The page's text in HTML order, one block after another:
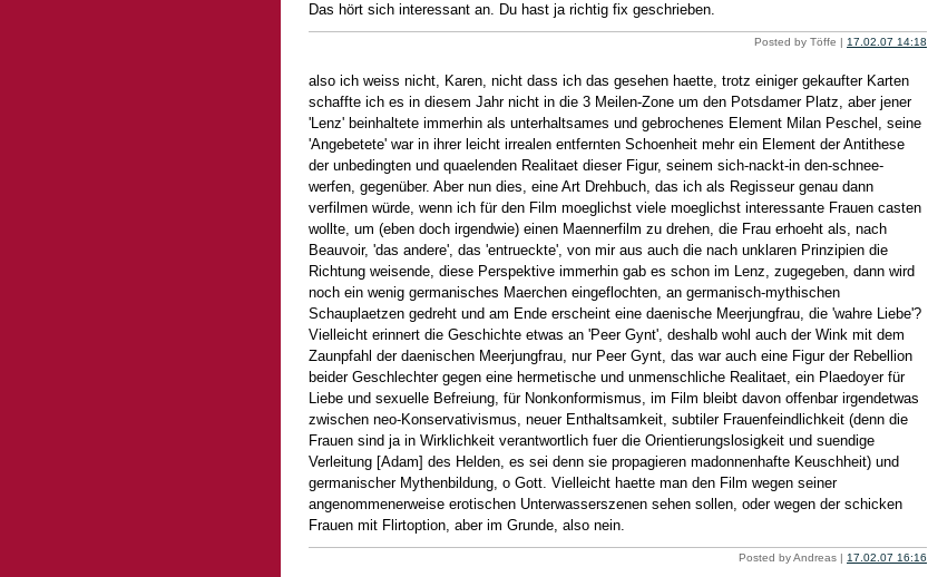
Das hört sich interessant an. Du hast ja richtig fix geschrieben.
Posted by Töffe | 17.02.07 14:18
also ich weiss nicht, Karen, nicht dass ich das gesehen haette, trotz einiger gekaufter Karten
schaffte ich es in diesem Jahr nicht in die 3 Meilen-Zone um den Potsdamer Platz, aber jener
'Lenz' beinhaltete immerhin als unterhaltsames und gebrochenes Element Milan Peschel, seine
'Angebetete' war in ihrer leicht irrealen entfernten Schoenheit mehr ein Element der Antithese
der unbedingten und quaelenden Realitaet dieser Figur, seinem sich-nackt-in den-schnee-
werfen, gegenüber. Aber nun dies, eine Art Drehbuch, das ich als Regisseur genau dann
verfilmen würde, wenn ich für den Film moeglichst viele moeglichst interessante Frauen casten
wollte, um (eben doch irgendwie) einen Maennerfilm zu drehen, die Frau erhoeht als, nach
Beauvoir, 'das andere', das 'entrueckte', von mir aus auch die nach unklaren Prinzipien die
Richtung weisende, diese Perspektive immerhin gab es schon im Lenz, zugegeben, dann wird
noch ein wenig germanisches Maerchen eingeflochten, an germanisch-mythischen
Schauplaetzen gedreht und am Ende erscheint eine daenische Meerjungfrau, die 'wahre Liebe'?
Vielleicht erinnert die Geschichte etwas an 'Peer Gynt', deshalb wohl auch der Wink mit dem
Zaunpfahl der daenischen Meerjungfrau, nur Peer Gynt, das war auch eine Figur der Rebellion
beider Geschlechter gegen eine hermetische und unmenschliche Realitaet, ein Plaedoyer für
Liebe und sexuelle Befreiung, für Nonkonformismus, im Film bleibt davon offenbar irgendetwas
zwischen neo-Konservativismus, neuer Enthaltsamkeit, subtiler Frauenfeindlichkeit (denn die
Frauen sind ja in Wirklichkeit verantwortlich fuer die Orientierungslosigkeit und suendige
Verleitung [Adam] des Helden, es sei denn sie propagieren madonnenhafte Keuschheit) und
germanischer Mythenbildung, o Gott. Vielleicht haette man den Film wegen seiner
angenommenerweise erotischen Unterwasserszenen sehen sollen, oder wegen der schicken
Frauen mit Flirtoption, aber im Grunde, also nein.
Posted by Andreas | 17.02.07 16:16